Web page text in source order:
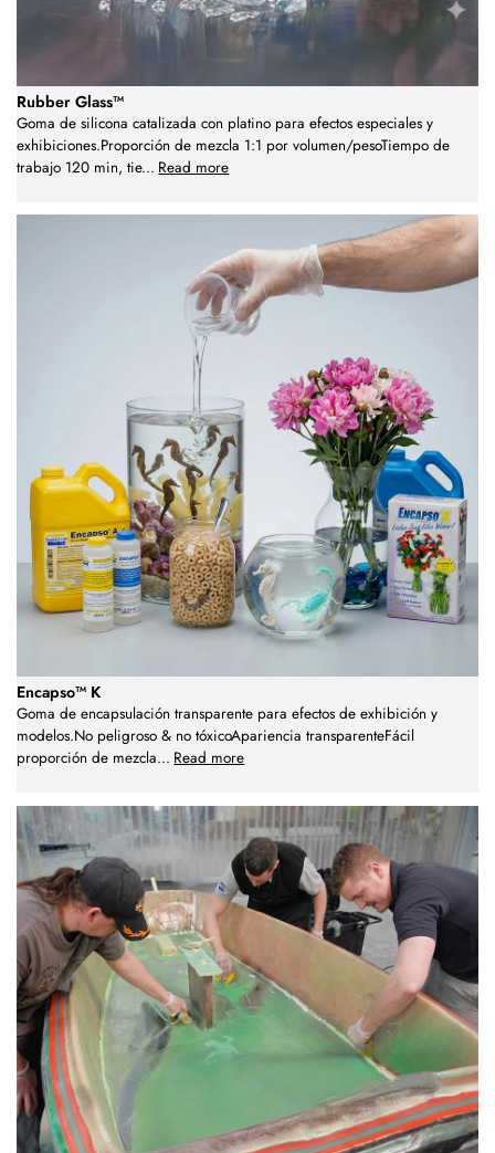
Rubber Glass™
Goma de silicona catalizada con platino para efectos especiales y
exhibiciones.Proporción de mezcla 1:1 por volumen/pesoTiempo de
trabajo 120 min, tie... Read more
Encapso™ K
Goma de encapsulación transparente para efectos de exhibición y
modelos.No peligroso & no tóxicoApariencia transparenteFácil
proporción de mezcla... Read more